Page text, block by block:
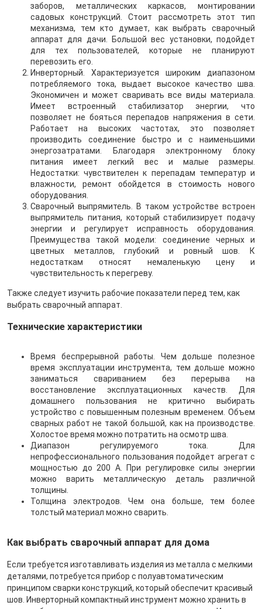
заборов, металлических каркасов, монтировании
садовых конструкций. Стоит рассмотреть этот тип
механизма, тем кто думает, как выбрать сварочный
аппарат для дачи. Большой вес установки, подойдет
для тех пользователей, которые не планируют
перевозить его.
Инверторный. Характеризуется широким диапазоном
потребляемого тока, выдает высокое качество шва.
Экономичен и может сваривать все виды материала.
Имеет встроенный стабилизатор энергии, что
позволяет не бояться перепадов напряжения в сети.
Работает на высоких частотах, это позволяет
производить соединение быстро и с наименьшими
энергозатратами. Благодаря электронному блоку
питания имеет легкий вес и малые размеры.
Недостатки: чувствителен к перепадам температур и
влажности, ремонт обойдется в стоимость нового
оборудования.
Сварочный выпрямитель. В таком устройстве встроен
выпрямитель питания, который стабилизирует подачу
энергии и регулирует исправность оборудования.
Преимущества такой модели: соединение черных и
цветных металлов, глубокий и ровный шов. К
недостаткам относят немаленькую цену и
чувствительность к перегреву.
Также следует изучить рабочие показатели перед тем, как
выбрать сварочный аппарат.
Технические характеристики
Время беспрерывной работы. Чем дольше полезное
время эксплуатации инструмента, тем дольше можно
заниматься свариванием без перерыва на
восстановление эксплуатационных качеств. Для
домашнего пользования не критично выбирать
устройство с повышенным полезным временем. Объем
сварных работ не такой большой, как на производстве.
Холостое время можно потратить на осмотр шва.
Диапазон регулируемого тока. Для
непрофессионального пользования подойдет агрегат с
мощностью до 200 А. При регулировке силы энергии
можно варить металлическую деталь различной
толщины.
Толщина электродов. Чем она больше, тем более
толстый материал можно сварить.
Как выбрать сварочный аппарат для дома
Если требуется изготавливать изделия из металла с мелкими
деталями, потребуется прибор с полуавтоматическим
принципом сварки конструкций, который обеспечит красивый
шов. Инверторный компактный инструмент можно хранить в